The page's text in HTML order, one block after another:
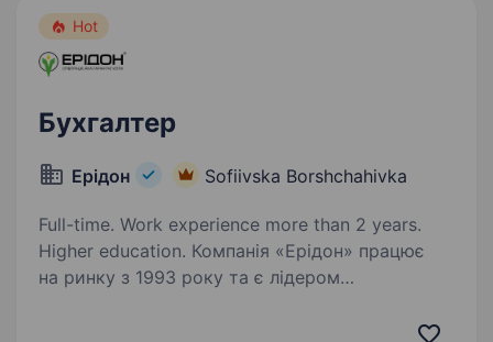
Hot
Бухгалтер
Ерідон Sofiivska Borshchahivka
Full-time. Work experience more than 2 years.
Higher education. Компанія «Ерідон» працює
на ринку з 1993 року та є лідером
сільськогосподарських підприємств України.